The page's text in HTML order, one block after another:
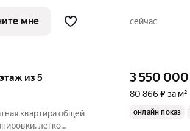
мне сейчас
из 5
квартира общей
легко
3 550 000
80 866 ₽ за м²
онлайн показ